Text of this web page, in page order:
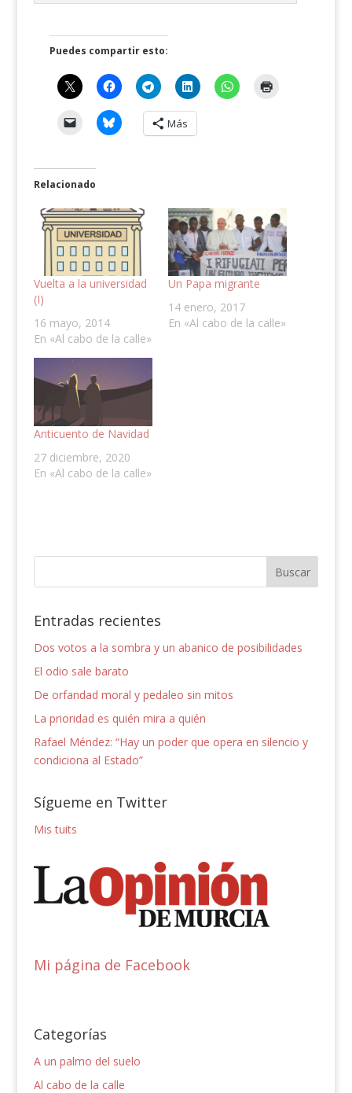
Puedes compartir esto:
Más
Relacionado
Vuelta a la universidad
(I)
16 mayo, 2014
En «Al cabo de la calle»
Un Papa migrante
14 enero, 2017
En «Al cabo de la calle»
Anticuento de Navidad
27 diciembre, 2020
En «Al cabo de la calle»
Entradas recientes
Dos votos a la sombra y un abanico de posibilidades
El odio sale barato
De orfandad moral y pedaleo sin mitos
La prioridad es quién mira a quién
Rafael Méndez: “Hay un poder que opera en silencio y
condiciona al Estado”
Sígueme en Twitter
Mis tuits
Mi página de Facebook
Categorías
A un palmo del suelo
Al cabo de la calle